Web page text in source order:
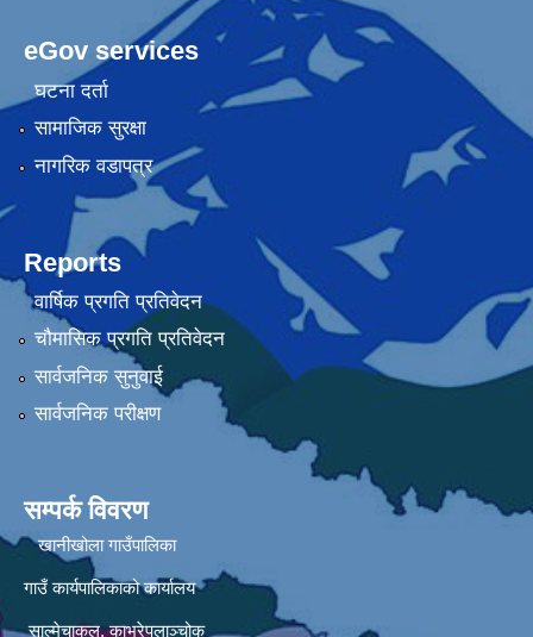
eGov services
घटना दर्ता
सामाजिक सुरक्षा
नागरिक वडापत्र
Reports
वार्षिक प्रगति प्रतिवेदन
चौमासिक प्रगति प्रतिवेदन
सार्वजनिक सुनुवाई
सार्वजनिक परीक्षण
सम्पर्क विवरण
खानीखोला गाउँपालिका
गाउँ कार्यपालिकाको कार्यालय
साल्मेचाकल, काभ्रेपलाञ्चोक